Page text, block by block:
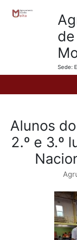
Sede:
Alunos
2.º e 3.º